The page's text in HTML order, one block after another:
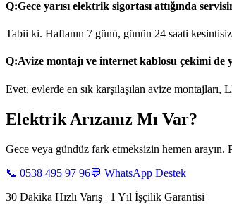
Q:Gece yarısı elektrik sigortası attığında
Tabii ki. Haftanın 7 günü, günün 24 saati
Q:Avize montajı ve internet kablosu çekimi de
Evet, evlerde en sık karşılaşılan avize montajları,
Elektrik Arızanız Mı Var?
Gece veya gündüz fark etmeksizin hemen arayın.
📞 0538 495 97 96💬 WhatsApp Destek
30 Dakika Hızlı Varış | 1 Yıl İşçilik Garantisi